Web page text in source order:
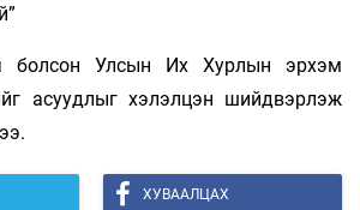
болсон Улсын Их Хурлын эрхэм
асуудлыг хэлэлцэн шийдвэрлэж
ХУВААЛЦАХ